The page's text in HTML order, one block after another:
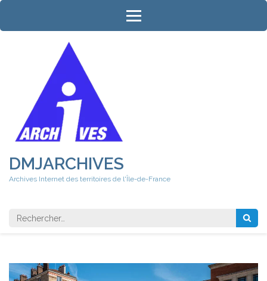
Aller
contenu
DMJARCHIVES
Archives Internet des territoires de l'Île-de-France
Rechercher